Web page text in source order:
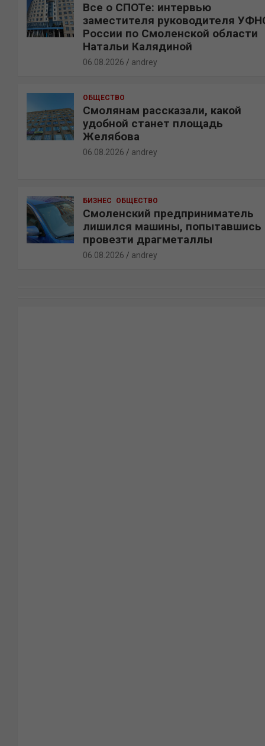
Все о СПОТе: интервью
заместителя руководителя
России по Смоленской области
Натальи Калядиной
06.08.2026 andrey
ОБЩЕСТВО
Смолянам рассказали, какой
удобной станет площадь
Желябова
06.08.2026 andrey
БИЗНЕС ОБЩЕСТВО
Смоленский предприниматель
лишился машины, попытавшись
провезти драгметаллы
06.08.2026 andrey